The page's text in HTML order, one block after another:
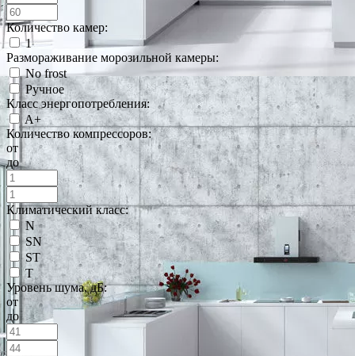
Количество камер:
1
Размораживание морозильной камеры:
No frost
Ручное
Класс энергопотребления:
A+
Количество компрессоров:
от
до
Климатический класс:
N
SN
ST
T
Уровень шума, дБ:
от
до